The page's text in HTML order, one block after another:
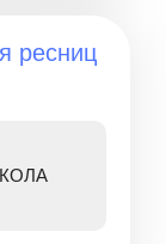
ресниц